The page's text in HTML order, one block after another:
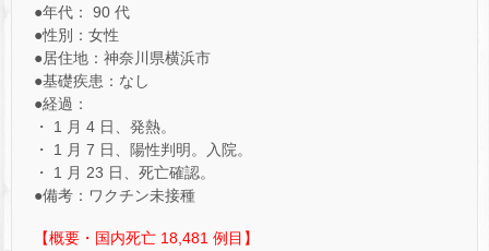
●年代： 90 代
●性別：女性
●居住地：神奈川県横浜市
●基礎疾患：なし
●経過：
・ 1 月 4 日、発熱。
・ 1 月 7 日、陽性判明。入院。
・ 1 月 23 日、死亡確認。
●備考：ワクチン未接種
【概要・国内死亡 18,481 例目】